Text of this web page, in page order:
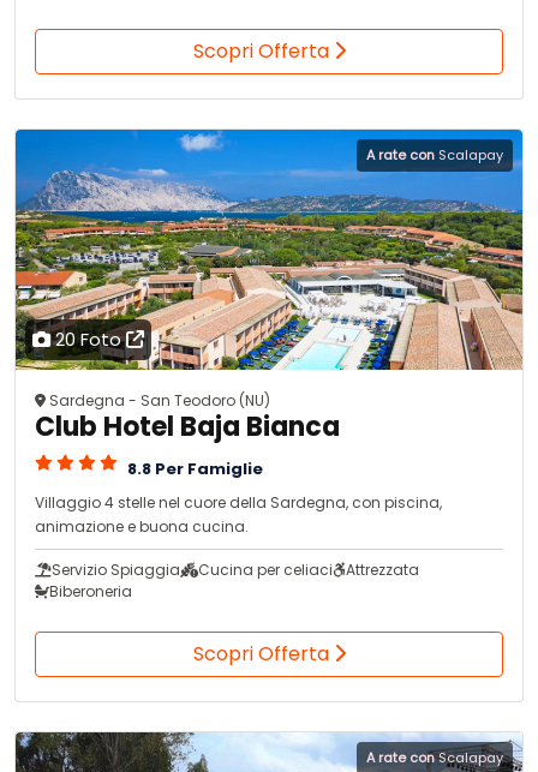
Scopri Offerta
20 Foto
A rate con Scalapay
Sardegna - San Teodoro (NU)
Club Hotel Baja Bianca
8.8 Per Famiglie
Villaggio 4 stelle nel cuore della Sardegna, con piscina,
animazione e buona cucina.
Servizio Spiaggia Cucina per celiaci
Attrezzata
Biberoneria
Scopri Offerta
A rate conScalapay